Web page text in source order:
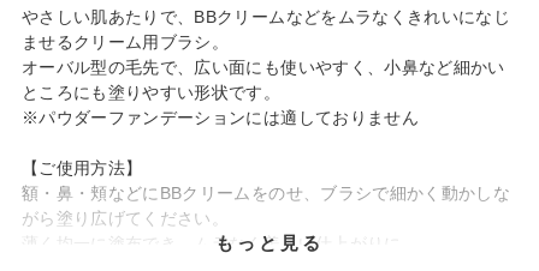
やさしい肌あたりで、BBクリームなどをムラなくきれいになじ
ませるクリーム用ブラシ。
オーバル型の毛先で、広い面にも使いやすく、小鼻など細かい
ところにも塗りやすい形状です。
※パウダーファンデーションには適しておりません
【ご使用方法】
額・鼻・頬などにBBクリームをのせ、ブラシで細かく動かしな
がら塗り広げてください。
薄く均一に塗布でき、ムラなく美しい仕上がりに。
もっと見る